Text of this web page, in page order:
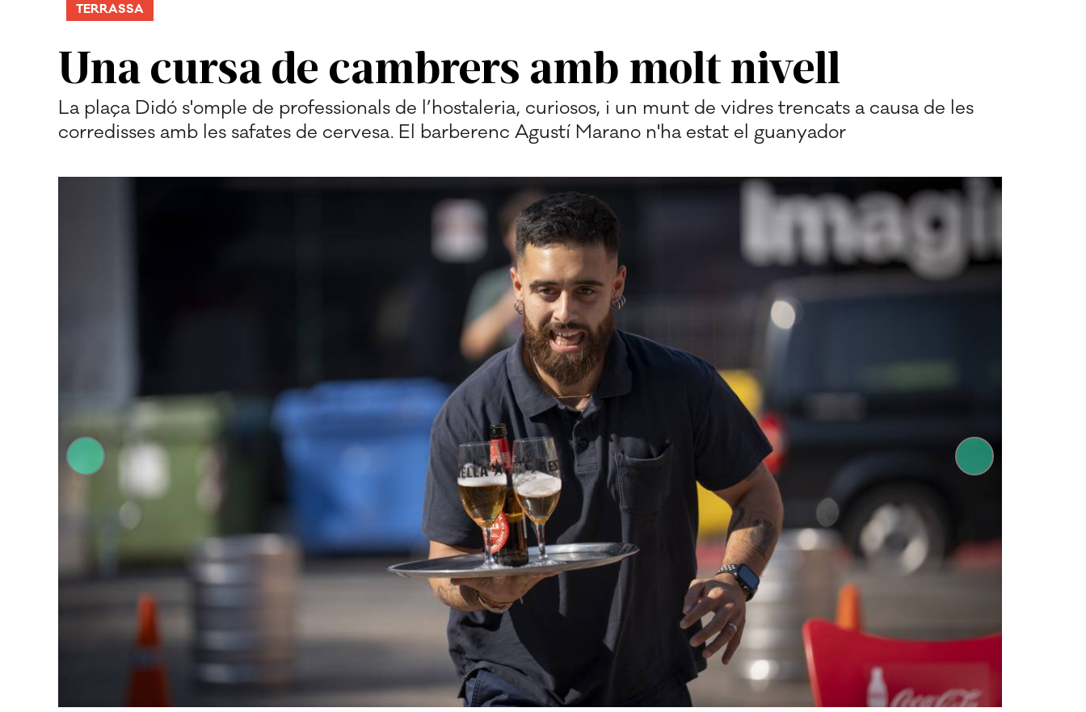
Una cursa de cambrers amb molt nivell
TERRASSA
La plaça Didó s'omple de professionals de l’hostaleria, curiosos, i un munt de vidres trencats a causa de les
corredisses amb les safates de cervesa. El barberenc Agustí Marano n'ha estat el guanyador